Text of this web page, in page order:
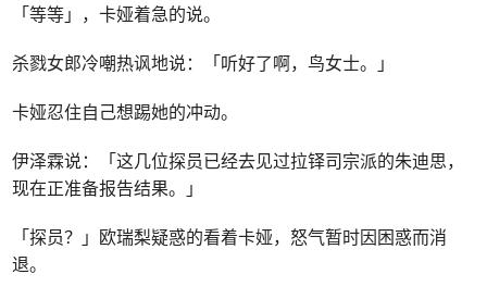
「等等」，卡娅着急的说。
杀戮女郎冷嘲热讽地说：「听好了啊，鸟女士。」
卡娅忍住自己想踢她的冲动。
伊泽霖说：「这几位探员已经去见过拉铎司宗派的朱迪思，
现在正准备报告结果。」
「探员？」欧瑞梨疑惑的看着卡娅，怒气暂时因困惑而消
退。